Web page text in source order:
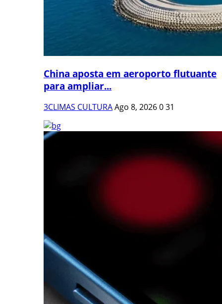
China aposta em aeroporto flutuante
para ampliar...
3CLIMAS CULTURAAgo 8, 2026031